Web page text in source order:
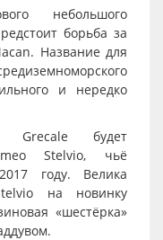
небольшого
борьба за
Название для
и нередко
Grecale будет
Stelvio, чьё
году. Велика
на новинку
«шестёрка»